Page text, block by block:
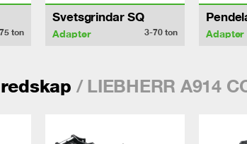
ton
Svetsgrindar SQ
Adapter 3-70ton Adapter
/ LIEBHERR A914